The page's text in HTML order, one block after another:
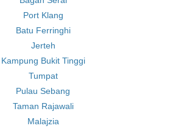
Port Klang
Batu Ferringhi
Jerteh
Kampung Bukit Tinggi
Tumpat
Pulau Sebang
Taman Rajawali
Malajzia